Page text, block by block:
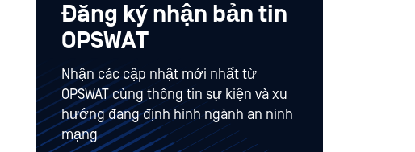
Đăng ký nhận bản tin
OPSWAT
Nhận các cập nhật mới nhất từ
OPSWAT cùng thông tin sự kiện và xu
hướng đang định hình ngành an ninh
mạng